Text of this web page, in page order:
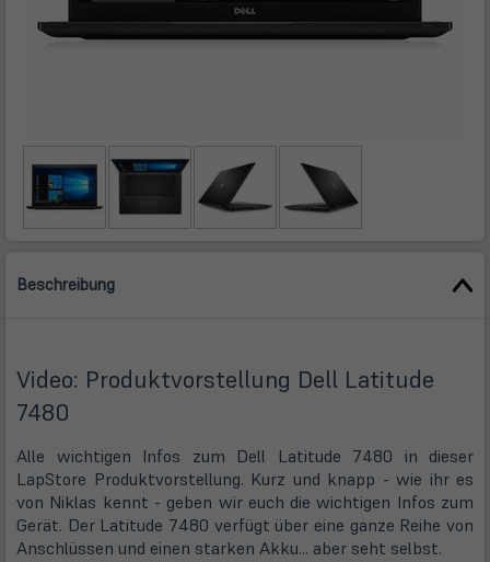
Beschreibung
Video: Produktvorstellung Dell Latitude
7480
Alle wichtigen Infos zum Dell Latitude 7480 in dieser
LapStore Produktvorstellung. Kurz und knapp - wie ihr es
von Niklas kennt - geben wir euch die wichtigen Infos zum
Gerät. Der Latitude 7480 verfügt über eine ganze Reihe von
Anschlüssen und einen starken Akku... aber seht selbst.